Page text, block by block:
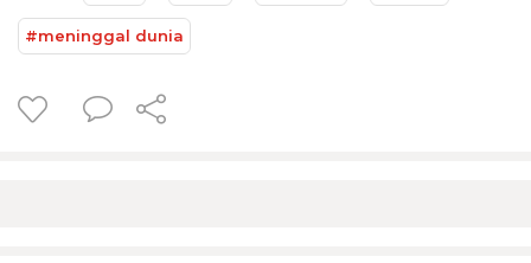
#meninggal dunia